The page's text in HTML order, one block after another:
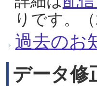
りです。
過去のお
データ修